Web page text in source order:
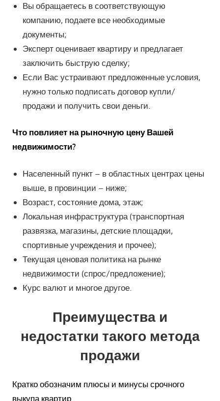
Вы обращаетесь в соответствующую
компанию, подаете все необходимые
документы;
Эксперт оценивает квартиру и предлагает
заключить быструю сделку;
Если Вас устраивают предложенные условия,
нужно только подписать договор купли/
продажи и получить свои деньги.
Что повлияет на рыночную цену Вашей
недвижимости?
Населенный пункт – в областных центрах цены
выше, в провинции – ниже;
Возраст, состояние дома, этаж;
Локальная инфраструктура (транспортная
развязка, магазины, детские площадки,
спортивные учреждения и прочее);
Текущая ценовая политика на рынке
недвижимости (спрос/предложение);
Курс валют и многое другое.
Преимущества и
недостатки такого метода
продажи
Кратко обозначим плюсы и минусы срочного
выкупа квартир.